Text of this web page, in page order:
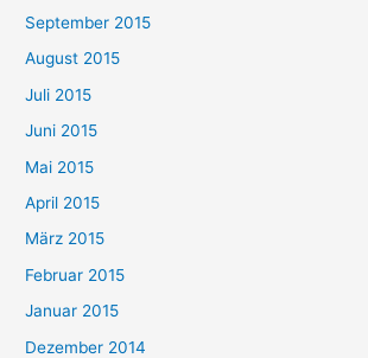
September 2015
August 2015
Juli 2015
Juni 2015
Mai 2015
April 2015
März 2015
Februar 2015
Januar 2015
Dezember 2014